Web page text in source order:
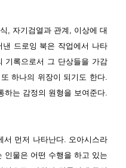
, 자기검열과 관계, 이상에 대
낸 드로잉 북은 작업에서 나타
기록으로서 그 단상들을 가감
하나의 위장이 되기도 한다.
하는 감정의 원형을 보여준다.
서 먼저 나타난다. 오아시스라
물은 어떤 수행을 하고 있는